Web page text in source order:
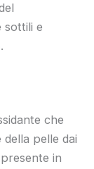
sottili e
che
pelle dai
in